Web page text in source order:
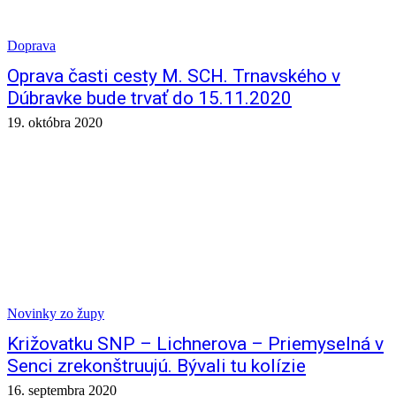
Doprava
Oprava časti cesty M. SCH. Trnavského v
Dúbravke bude trvať do 15.11.2020
19. októbra 2020
Novinky zo župy
Križovatku SNP – Lichnerova – Priemyselná v
Senci zrekonštruujú. Bývali tu kolízie
16. septembra 2020